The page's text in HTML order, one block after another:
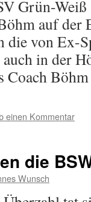
Grün-
auf
die von Ex-
in der
Coach
einen Kommentar
die
Wunsch